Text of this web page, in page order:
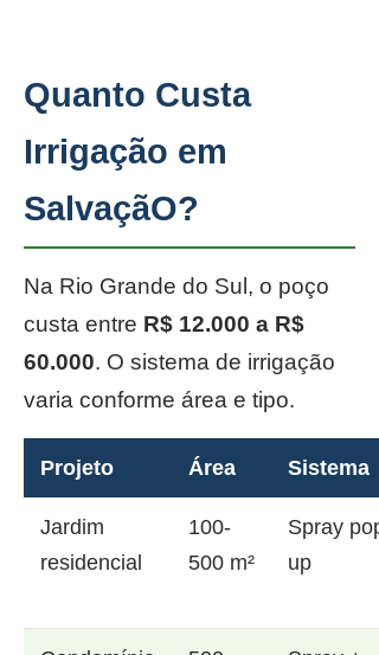
Quanto Custa
Irrigação em
SalvaçãO?
Na Rio Grande do Sul, o poço
custa entre R$ 12.000 a R$
60.000. O sistema de irrigação
varia conforme área e tipo.
Projeto Área Sistema
Jardim
residencial
100-
500 m²
Spray pop-
up